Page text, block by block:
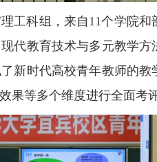
工科组，来自11个学院
代教育技术与多元教学
新时代高校青年教师的
果等多个维度进行全面考